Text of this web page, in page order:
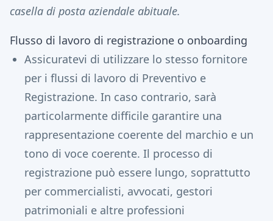
casella di posta aziendale abituale.
Flusso di lavoro di registrazione o onboarding
Assicuratevi di utilizzare lo stesso fornitore
per i flussi di lavoro di Preventivo e
Registrazione. In caso contrario, sarà
particolarmente difficile garantire una
rappresentazione coerente del marchio e un
tono di voce coerente. Il processo di
registrazione può essere lungo, soprattutto
per commercialisti, avvocati, gestori
patrimoniali e altre professioni